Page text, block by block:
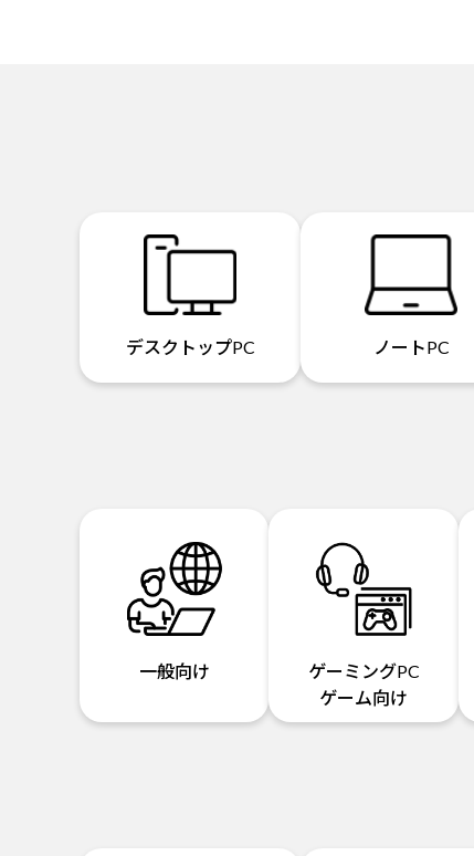
デスクトップPC ノートPC
一般向け
ゲーミングPC
ゲーム向け